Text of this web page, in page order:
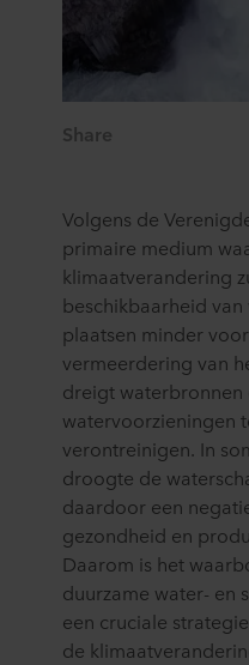
Share
Volgens de
primaire medium
klimaatverandering
beschikbaarheid
plaatsen minder
vermeerdering van
dreigt waterbronnen
watervoorzieningen
verontreinigen. In
droogte de
daardoor een
gezondheid en
Daarom is het
duurzame water- en
een cruciale
de